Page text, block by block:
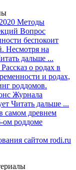
Методы
Вопрос
беспокоит
Несмотря на
дальше ...
Рассказ о родах в
и родах,
роддомов.
Журнала
Читать дальше ...
самом древнем
ом роддоме
сайтом rodi.ru